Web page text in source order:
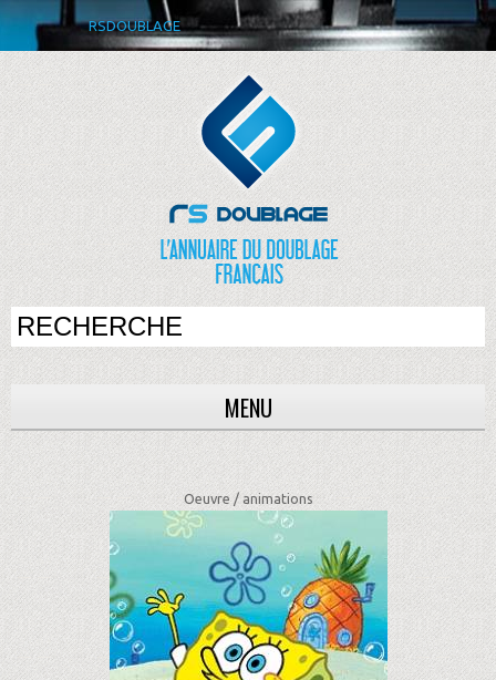
RSDOUBLAGE
MENU
Oeuvre / animations